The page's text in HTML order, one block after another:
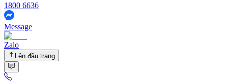
1800 6636
Message
Zalo
Lên đầu trang